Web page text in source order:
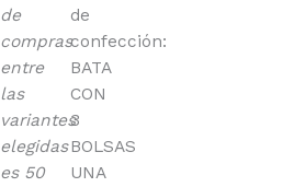
de
compras
entre
las
variantes
elegidas
es 50
de
confección:
BATA
CON
3
BOLSAS
UNA